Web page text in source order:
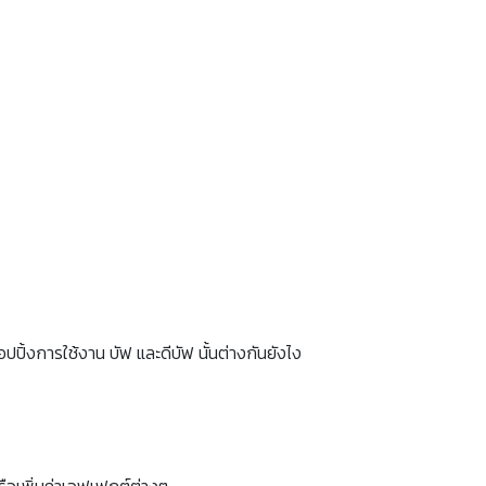
ปิ้งการใช้งาน บัฟ และดีบัฟ นั้นต่างกันยังไง